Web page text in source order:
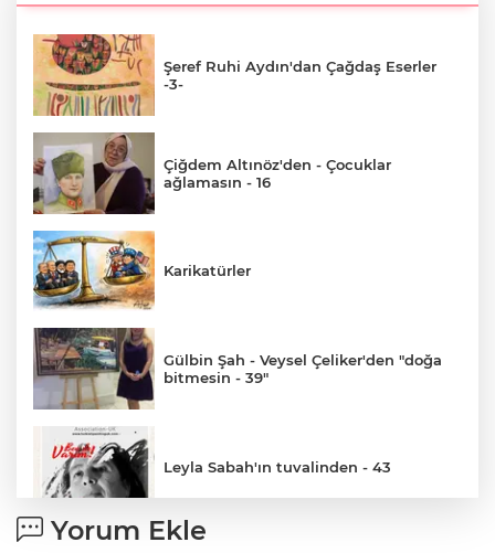
Şeref Ruhi Aydın'dan Çağdaş Eserler
-3-
Çiğdem Altınöz'den - Çocuklar
ağlamasın - 16
Karikatürler
Gülbin Şah - Veysel Çeliker'den "doğa
bitmesin - 39"
Leyla Sabah'ın tuvalinden - 43
Yorum Ekle